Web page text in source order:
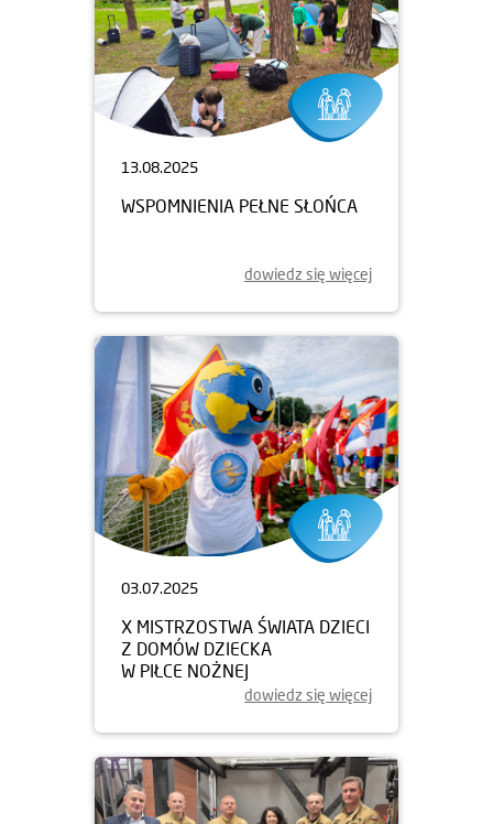
13.08.2025
WSPOMNIENIA PEŁNE SŁOŃCA
dowiedz się więcej
03.07.2025
X MISTRZOSTWA ŚWIATA DZIECI
Z DOMÓW DZIECKA
W PIŁCE NOŻNEJ
dowiedz się więcej